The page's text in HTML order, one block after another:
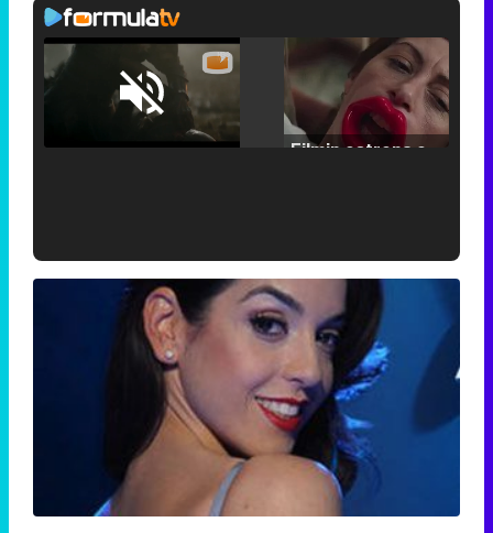
Unmute /
'120 Minutos' celebra sus 2.000 programas en Telemadrid con un vídeo del día a día en la redacción